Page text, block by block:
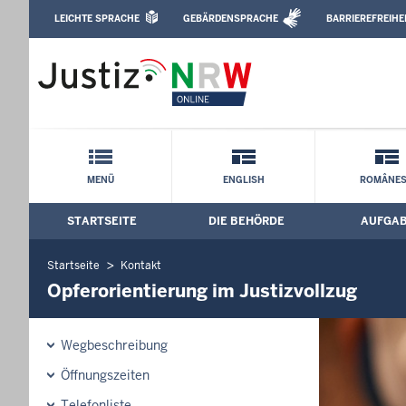
Justizvollzugsanstalt Münster:
Leichte Sprache, Gebärdensprachenvideo
LEICHTE SPRACHE GEBÄRDENSPRACHE
Schnellnavigation mit Volltext-Suche
MENÜ ENGLISH
Hauptmenü: Hauptnavigation
STARTSEITE DIE BEHÖRDE
Startseite Kontakt
Opferorientierung im Justizvollzug
Wegbeschreibung
Öffnungszeiten